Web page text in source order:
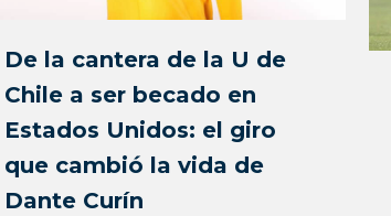
De la cantera de la U de
Chile a ser becado en
Estados Unidos: el giro
que cambió la vida de
Dante Curín